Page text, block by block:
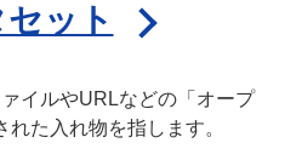
ット
イルやURLなどの「オープ
れた入れ物を指します。